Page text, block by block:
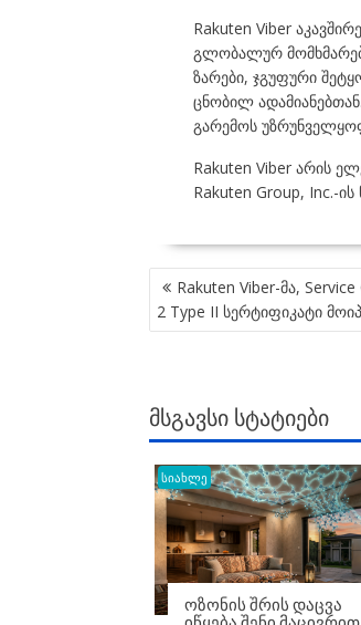
Rakuten Viber
გლობალურ
ზარები, ჯგუფური
ცნობილ
გარემოს
Rakuten Viber არის
Rakuten Group, Inc.-ის
POST
NAVIGATION
Rakuten Viber-მა,
2 Type II სერტიფიკატი
ᲛᲡᲒᲐᲕᲡᲘ ᲡᲢᲐᲢᲘᲔᲑᲘ
სიახლე
ᲝᲖᲝᲜᲘᲡ ᲨᲠᲘᲡ ᲓᲐᲪᲕᲐ
ᲘᲬᲧᲔᲑᲐ ᲨᲔᲜᲘ ᲛᲐᲪᲘᲕᲠᲘᲗ